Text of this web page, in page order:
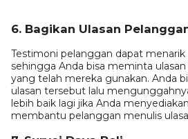
6. Bagikan Ulasan
Testimoni pelanggan dapat
sehingga Anda bisa meminta
yang telah mereka gunakan. Anda
ulasan tersebut lalu
lebih baik lagi jika Anda
membantu pelanggan menulis